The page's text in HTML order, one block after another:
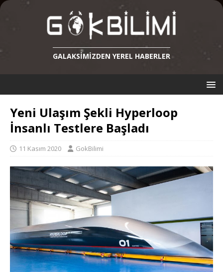
GALAKSIMIZDEN YEREL HABERLER
Yeni Ulaşım Şekli Hyperloop
İnsanlı Testlere Başladı
11 Kasım 2020 GokBilimi